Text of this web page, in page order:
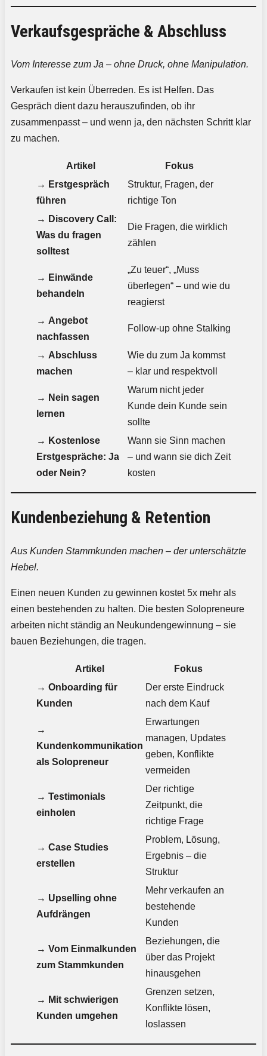
Verkaufsgespräche & Abschluss
Vom Interesse zum Ja – ohne Druck, ohne Manipulation.
Verkaufen ist kein Überreden. Es ist Helfen. Das
Gespräch dient dazu herauszufinden, ob ihr
zusammenpasst – und wenn ja, den nächsten Schritt klar
zu machen.
Artikel
Fokus
→ Erstgespräch
führen
Struktur, Fragen, der
richtige Ton
→ Discovery Call:
Was du fragen
solltest
Die Fragen, die wirklich
zählen
→ Einwände
behandeln
„Zu teuer“, „Muss
überlegen“ – und wie du
reagierst
→ Angebot
nachfassen
Follow-up ohne Stalking
→ Abschluss
machen
Wie du zum Ja kommst
– klar und respektvoll
→ Nein sagen
lernen
Warum nicht jeder
Kunde dein Kunde sein
sollte
→ Kostenlose
Erstgespräche: Ja
oder Nein?
Wann sie Sinn machen
– und wann sie dich Zeit
kosten
Kundenbeziehung & Retention
Aus Kunden Stammkunden machen – der unterschätzte
Hebel.
Einen neuen Kunden zu gewinnen kostet 5x mehr als
einen bestehenden zu halten. Die besten Solopreneure
arbeiten nicht ständig an Neukundengewinnung – sie
bauen Beziehungen, die tragen.
Artikel
Fokus
→ Onboarding für
Kunden
Der erste Eindruck
nach dem Kauf
→
Kundenkommunikation
als Solopreneur
Erwartungen
managen, Updates
geben, Konflikte
vermeiden
→ Testimonials
einholen
Der richtige
Zeitpunkt, die
richtige Frage
→ Case Studies
erstellen
Problem, Lösung,
Ergebnis – die
Struktur
→ Upselling ohne
Aufdrängen
Mehr verkaufen an
bestehende
Kunden
→ Vom Einmalkunden
zum Stammkunden
Beziehungen, die
über das Projekt
hinausgehen
→ Mit schwierigen
Kunden umgehen
Grenzen setzen,
Konflikte lösen,
loslassen